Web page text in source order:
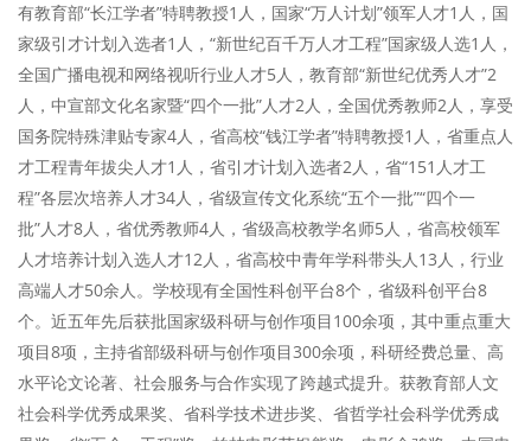
有教育部“长江学者”特聘教授1人，国家“万人计划”领军人才1人，国
家级引才计划入选者1人，“新世纪百千万人才工程”国家级人选1人，
全国广播电视和网络视听行业人才5人，教育部“新世纪优秀人才”2
人，中宣部文化名家暨“四个一批”人才2人，全国优秀教师2人，享受
国务院特殊津贴专家4人，省高校“钱江学者”特聘教授1人，省重点人
才工程青年拔尖人才1人，省引才计划入选者2人，省“151人才工
程”各层次培养人才34人，省级宣传文化系统“五个一批”“四个一
批”人才8人，省优秀教师4人，省级高校教学名师5人，省高校领军
人才培养计划入选人才12人，省高校中青年学科带头人13人，行业
高端人才50余人。学校现有全国性科创平台8个，省级科创平台8
个。近五年先后获批国家级科研与创作项目100余项，其中重点重大
项目8项，主持省部级科研与创作项目300余项，科研经费总量、高
水平论文论著、社会服务与合作实现了跨越式提升。获教育部人文
社会科学优秀成果奖、省科学技术进步奖、省哲学社会科学优秀成